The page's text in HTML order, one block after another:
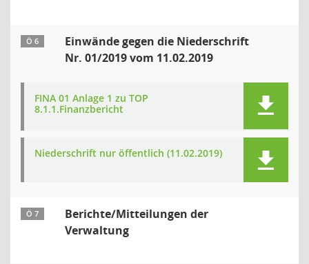
Ö 6
Einwände gegen die Niederschrift
Nr. 01/2019 vom 11.02.2019
FINA 01 Anlage 1 zu TOP
8.1.1.Finanzbericht
Niederschrift nur öffentlich (11.02.2019)
Ö 7
Berichte/Mitteilungen der
Verwaltung